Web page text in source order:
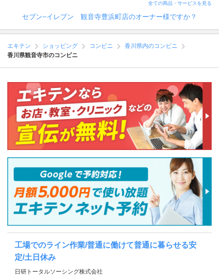
全ての商品・サービスを見る
セブン−イレブン 観音寺豊浜町店のオーナー様ですか？
エキテン ショッピング コンビニ
香川県内のコンビニ
香川県観音寺市のコンビニ
工場でのライン作業/普通に働けて普通に暮らせる安
定/土日休み
日研トータルソーシング株式会社